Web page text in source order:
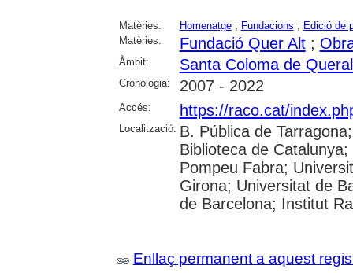
Matèries: Homenatge; Fundacions ; Edició de
Matèries:
Fundació Quer Alt;
Àmbit: Santa Coloma de
Cronologia: 2007 - 2022
Accés: https://raco.cat/
Localització: B. Pública de
Biblioteca de
Pompeu Fabra;
Girona; Universitat de
de Barcelona; Institut
Enllaç permanent a aquest